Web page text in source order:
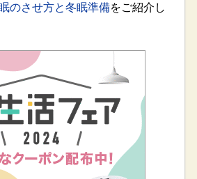
のさせ方と冬眠準備をご紹介し